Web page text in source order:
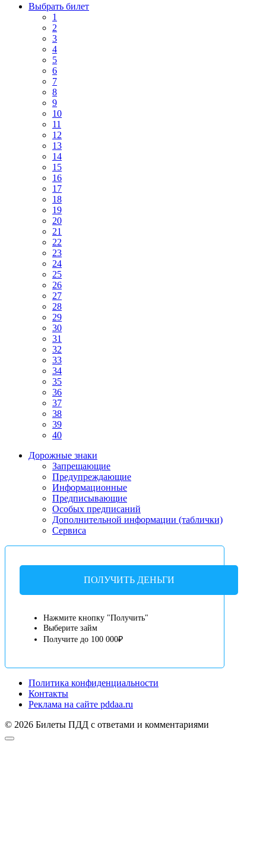
Выбрать билет
1
2
3
4
5
6
7
8
9
10
11
12
13
14
15
16
17
18
19
20
21
22
23
24
25
26
27
28
29
30
31
32
33
34
35
36
37
38
39
40
Дорожные знаки
Запрещающие
Предупреждающие
Информационные
Предписывающие
Особых предписаний
Дополнительной информации (таблички)
Сервиса
ПОЛУЧИТЬ ДЕНЬГИ
Нажмите кнопку "Получить"
Выберите займ
Получите до 100 000₽
Политика конфиденциальности
Контакты
Реклама на сайте pddaa.ru
© 2026 Билеты ПДД с ответами и комментариями